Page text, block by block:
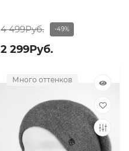
4 499Руб. -49%
2 299Руб.
Много оттенков